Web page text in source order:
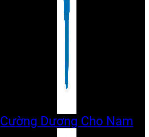
Cường Dương Cho Nam